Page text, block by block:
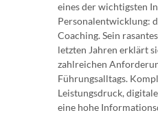
eines der wichtigsten
Personalentwicklung:
Coaching. Sein
letzten Jahren erklärt
zahlreichen
Führungsalltags.
Leistungsdruck,
eine hohe